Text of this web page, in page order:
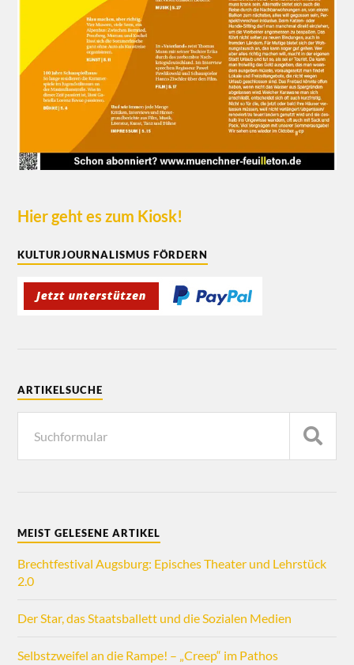
Hier geht es zum Kiosk!
KULTURJOURNALISMUS FÖRDERN
ARTIKELSUCHE
MEIST GELESENE ARTIKEL
Brechtfestival Augsburg: Episches Theater und Lehrstück
2.0
Der Star, das Staatsballett und die Sozialen Medien
Selbstzweifel an die Rampe! – „Creep“ im Pathos